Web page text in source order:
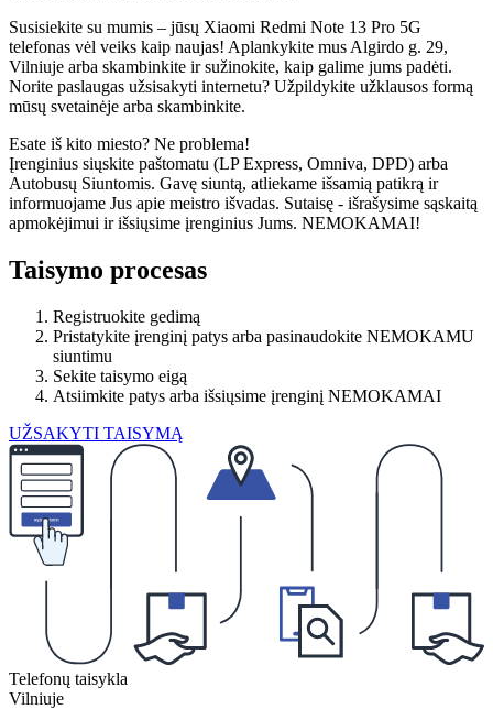
Susisiekite su mumis – jūsų Xiaomi Redmi Note 13 Pro 5G
telefonas vėl veiks kaip naujas! Aplankykite mus Algirdo g. 29,
Vilniuje arba skambinkite ir sužinokite, kaip galime jums padėti.
Norite paslaugas užsisakyti internetu? Užpildykite užklausos formą
mūsų svetainėje arba skambinkite.
Esate iš kito miesto? Ne problema!
Įrenginius siųskite paštomatu (LP Express, Omniva, DPD) arba
Autobusų Siuntomis. Gavę siuntą, atliekame išsamią patikrą ir
informuojame Jus apie meistro išvadas. Sutaisę - išrašysime sąskaitą
apmokėjimui ir išsiųsime įrenginius Jums. NEMOKAMAI!
Taisymo procesas
Registruokite gedimą
Pristatykite įrenginį patys arba pasinaudokite NEMOKAMU
siuntimu
Sekite taisymo eigą
Atsiimkite patys arba išsiųsime įrenginį NEMOKAMAI
UŽSAKYTI TAISYMĄ
Telefonų taisykla
Vilniuje